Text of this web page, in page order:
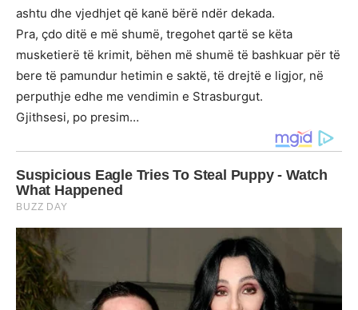
ashtu dhe vjedhjet që kanë bërë ndër dekada.
Pra, çdo ditë e më shumë, tregohet qartë se këta
musketierë të krimit, bëhen më shumë të bashkuar për të
bere të pamundur hetimin e saktë, të drejtë e ligjor, në
perputhje edhe me vendimin e Strasburgut.
Gjithsesi, po presim…